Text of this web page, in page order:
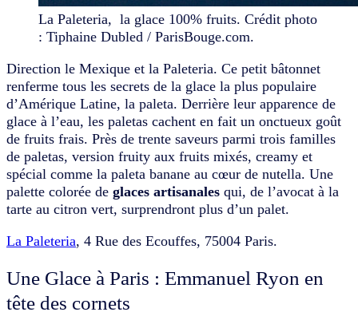
La Paleteria, la glace 100% fruits. Crédit photo
: Tiphaine Dubled / ParisBouge.com.
Direction le Mexique et la Paleteria. Ce petit bâtonnet
renferme tous les secrets de la glace la plus populaire
d’Amérique Latine, la paleta. Derrière leur apparence de
glace à l’eau, les paletas cachent en fait un onctueux goût
de fruits frais. Près de trente saveurs parmi trois familles
de paletas, version fruity aux fruits mixés, creamy et
spécial comme la paleta banane au cœur de nutella. Une
palette colorée de glaces artisanales qui, de l’avocat à la
tarte au citron vert, surprendront plus d’un palet.
La Paleteria, 4 Rue des Ecouffes, 75004 Paris.
Une Glace à Paris : Emmanuel Ryon en
tête des cornets